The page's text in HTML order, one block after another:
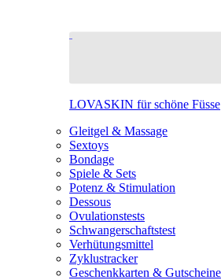
LOVASKIN für schöne Füsse
Gleitgel & Massage
Sextoys
Bondage
Spiele & Sets
Potenz & Stimulation
Dessous
Ovulationstests
Schwangerschaftstest
Verhütungsmittel
Zyklustracker
Geschenkkarten & Gutscheine